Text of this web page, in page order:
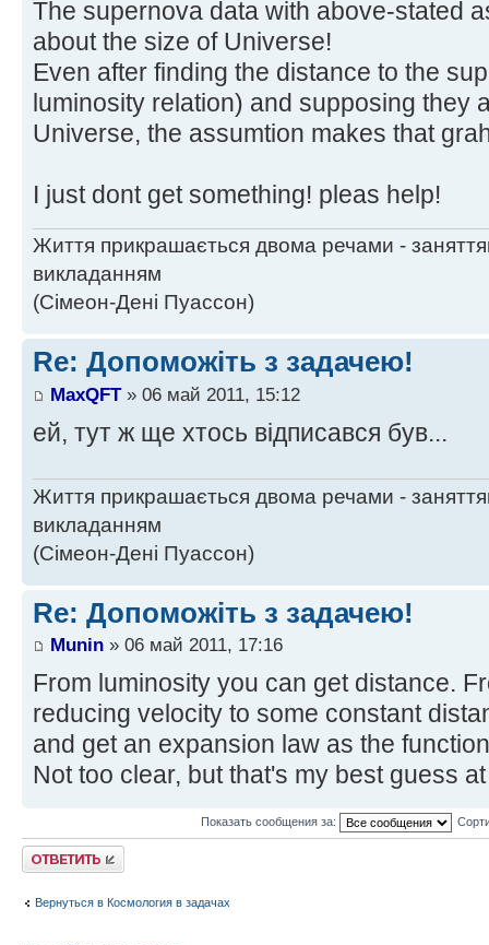
The supernova data with above-stated
about the size of Universe!
Even after finding the distance to the
luminosity relation) and supposing they
Universe, the assumtion makes that
I just dont get something! pleas help!
Життя прикрашається двома речами -
викладанням
(Сімеон-Дені Пуассон)
Re: Допоможіть з задачею!
MaxQFT» 06 май 2011, 15:12
ей, тут ж ще хтось відписався був...
Життя прикрашається двома речами -
викладанням
(Сімеон-Дені Пуассон)
Re: Допоможіть з задачею!
Munin » 06 май 2011, 17:16
From luminosity you can get distance.
reducing velocity to some constant
and get an expansion law as the
Not too clear, but that's my best guess
Показать сообщения за:
Ответить
Вернуться в Космология в задачах